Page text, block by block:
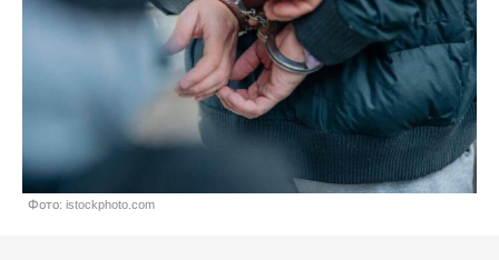
Фото: istockphoto.com